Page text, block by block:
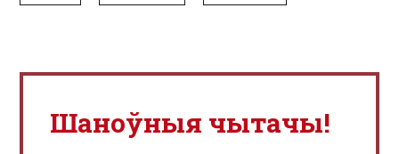
Шаноўныя чытачы!